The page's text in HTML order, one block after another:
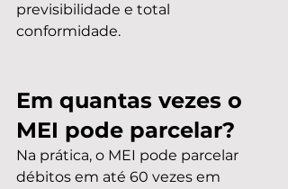
previsibilidade e total
conformidade.
Em quantas vezes o
MEI pode parcelar?
Na prática, o MEI pode parcelar
débitos em até 60 vezes em